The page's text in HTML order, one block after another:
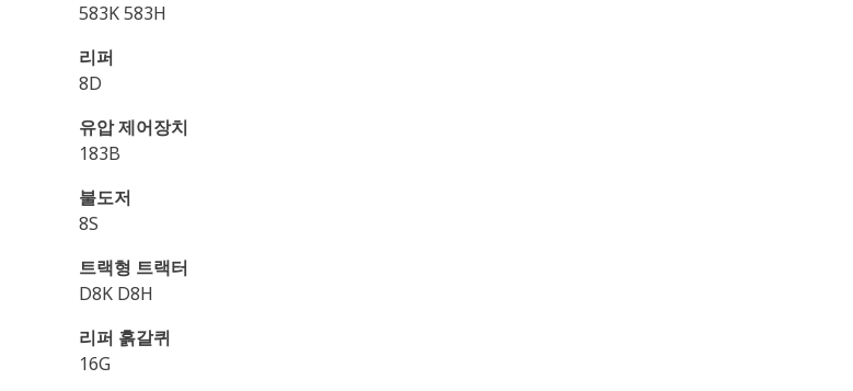
583K 583H
리퍼
8D
유압 제어장치
183B
불도저
8S
트랙형 트랙터
D8K D8H
리퍼 흙갈퀴
16G